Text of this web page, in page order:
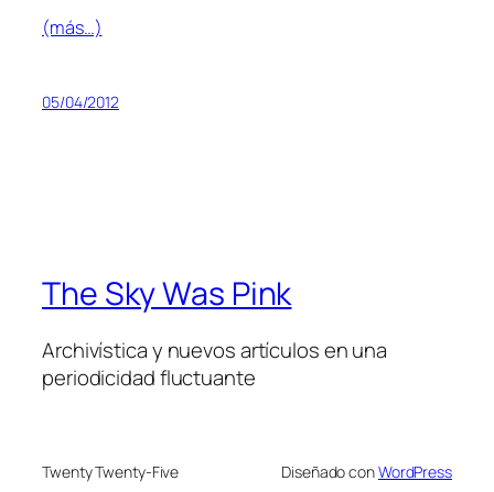
(más…)
05/04/2012
The Sky Was Pink
Archivística y nuevos artículos en una
periodicidad fluctuante
Twenty Twenty-Five Diseñado conWordPress